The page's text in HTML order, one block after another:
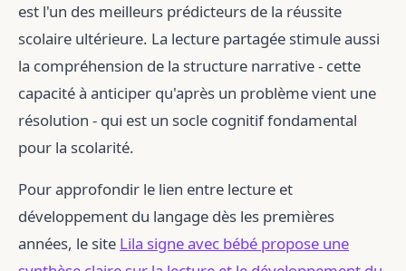
est l'un des meilleurs prédicteurs de la réussite
scolaire ultérieure. La lecture partagée stimule aussi
la compréhension de la structure narrative - cette
capacité à anticiper qu'après un problème vient une
résolution - qui est un socle cognitif fondamental
pour la scolarité.
Pour approfondir le lien entre lecture et
développement du langage dès les premières
années, le site Lila signe avec bébé propose une